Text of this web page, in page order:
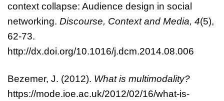
context collapse: Audience design in social
networking. Discourse, Context and Media, 4(5),
62-73.
http://dx.doi.org/10.1016/j.dcm.2014.08.006
Bezemer, J. (2012). What is multimodality?
https://mode.ioe.ac.uk/2012/02/16/what-is-